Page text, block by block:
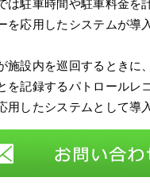
は駐車時間や駐車料金を
を応用したシステムが導
施設内を巡回するときに
を記録するパトロールレ
用したシステムとして導